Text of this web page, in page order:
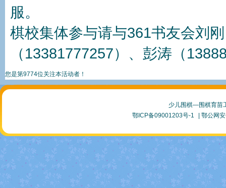
服。
棋校集体参与请与361书友会刘
（13381777257）、彭涛（
您是第9774位关注本活动者！
少儿围棋—围棋育苗
鄂ICP备09001203号-1
| 鄂公网